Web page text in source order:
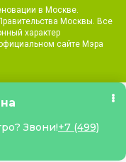
в Москве.
Москвы. Все
характер
сайте Мэра